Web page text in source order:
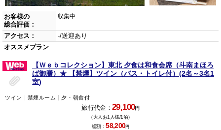
お客様の
総合評価：
収集中
アクセス：
-/送迎あり
オススメプラン
【Ｗｅｂコレクション】東北 夕食は和食会席（斗南まほろ
ば御膳）★ 【禁煙】ツイン（バス・トイレ付）(2名～3名1
室)
ツイン 禁煙ルーム 夕・朝食付
旅行代金：29,100円
（大人お1人様/1泊）
総額：58,200円